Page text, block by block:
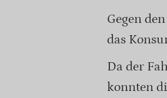
Gegen
das
Da der
konnten